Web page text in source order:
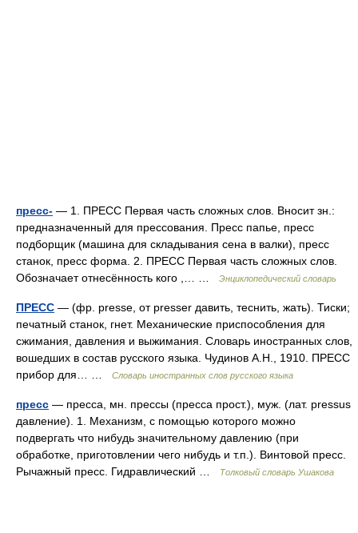
пресс- — 1. ПРЕСС Первая часть сложных слов. Вносит зн.:
предназначенный для прессования. Пресс папье, пресс
подборщик (машина для складывания сена в валки), пресс
станок, пресс форма. 2. ПРЕСС Первая часть сложных слов.
Обозначает отнесённость кого ,… …
Энциклопедический словарь
ПРЕСС — (фр. presse, от presser давить, теснить, жать). Тиски;
печатный станок, гнет. Механические приспособления для
сжимания, давления и выжимания. Словарь иностранных слов,
вошедших в состав русского языка. Чудинов А.Н., 1910. ПРЕСС
прибор для… …
Словарь иностранных слов русского языка
пресс — пресса, мн. прессы (пресса прост.), муж. (лат. pressus
давление). 1. Механизм, с помощью которого можно
подвергать что нибудь значительному давлению (при
обработке, приготовлении чего нибудь и т.п.). Винтовой пресс.
Рычажный пресс. Гидравлический …
Толковый словарь Ушакова